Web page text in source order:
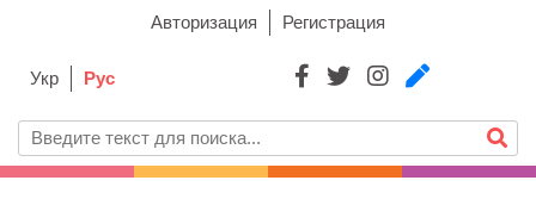
Авторизация Регистрация
Укр Рус